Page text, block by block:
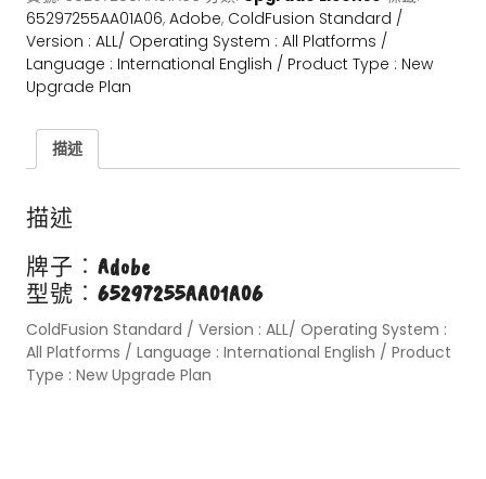
65297255AA01A06, Adobe, ColdFusion Standard /
Version : ALL/ Operating System : All Platforms /
Language : International English / Product Type : New
Upgrade Plan
描述
描述
牌子︰ Adobe
型號︰ 65297255AA01A06
ColdFusion Standard / Version : ALL/ Operating System :
All Platforms / Language : International English / Product
Type : New Upgrade Plan